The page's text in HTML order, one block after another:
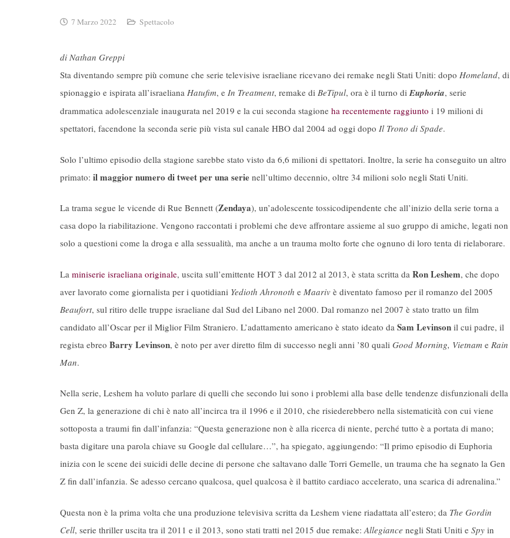
7 Marzo 2022 Spettacolo
di Nathan Greppi
Sta diventando sempre più comune che serie televisive israeliane ricevano dei remake negli Stati Uniti: dopo Homeland, di
spionaggio e ispirata all’israeliana Hatufim, e In Treatment, remake di BeTipul, ora è il turno diEuphoria, serie
drammatica adolescenziale inaugurata nel 2019 e la cui seconda stagione ha recentemente raggiunto i 19 milioni di
spettatori, facendone la seconda serie più vista sul canale HBO dal 2004 ad oggi dopo Il Trono di Spade.
Solo l’ultimo episodio della stagione sarebbe stato visto da 6,6 milioni di spettatori. Inoltre, la serie ha conseguito un altro
primato: il maggior numero di tweet per una serie nell’ultimo decennio, oltre 34 milioni solo negli Stati Uniti.
La trama segue le vicende di Rue Bennett (Zendaya), un’adolescente tossicodipendente che all’inizio della serie torna a
casa dopo la riabilitazione. Vengono raccontati i problemi che deve affrontare assieme al suo gruppo di amiche, legati non
solo a questioni come la droga e alla sessualità, ma anche a un trauma molto forte che ognuno di loro tenta di rielaborare.
La miniserie israeliana originale, uscita sull’emittente HOT 3 dal 2012 al 2013, è stata scritta da Ron Leshem, che dopo
aver lavorato come giornalista per i quotidiani Yedioth Ahronoth e Maariv è diventato famoso per il romanzo del 2005
Beaufort, sul ritiro delle truppe israeliane dal Sud del Libano nel 2000. Dal romanzo nel 2007 è stato tratto un film
candidato all’Oscar per il Miglior Film Straniero. L’adattamento americano è stato ideato da Sam Levinson il cui padre, il
regista ebreo Barry Levinson, è noto per aver diretto film di successo negli anni ’80 quali Good Morning, Vietnam e Rain
Man.
Nella serie, Leshem ha voluto parlare di quelli che secondo lui sono i problemi alla base delle tendenze disfunzionali della
Gen Z, la generazione di chi è nato all’incirca tra il 1996 e il 2010, che risiederebbero nella sistematicità con cui viene
sottoposta a traumi fin dall’infanzia: “Questa generazione non è alla ricerca di niente, perché tutto è a portata di mano;
basta digitare una parola chiave su Google dal cellulare…”, ha spiegato, aggiungendo: “Il primo episodio di Euphoria
inizia con le scene dei suicidi delle decine di persone che saltavano dalle Torri Gemelle, un trauma che ha segnato la Gen
Z fin dall’infanzia. Se adesso cercano qualcosa, quel qualcosa è il battito cardiaco accelerato, una scarica di adrenalina.”
Questa non è la prima volta che una produzione televisiva scritta da Leshem viene riadattata all’estero; da The Gordin
Cell, serie thriller uscita tra il 2011 e il 2013, sono stati tratti nel 2015 due remake: Allegiance negli Stati Uniti e Spy in